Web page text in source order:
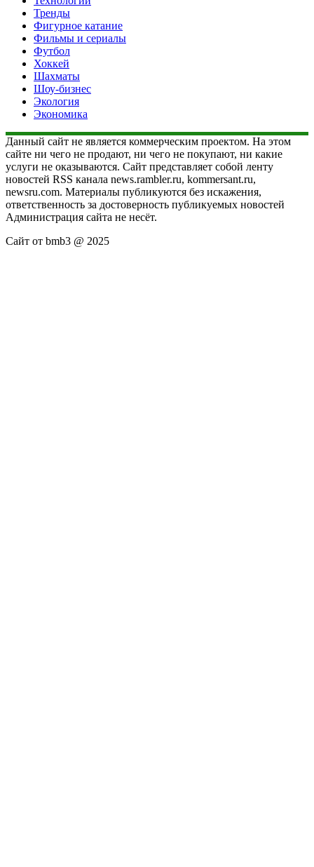
Тренды
Фигурное катание
Фильмы и сериалы
Футбол
Хоккей
Шахматы
Шоу-бизнес
Экология
Экономика
Данный сайт не является коммерческим проектом. На этом
сайте ни чего не продают, ни чего не покупают, ни какие
услуги не оказываются. Сайт представляет собой ленту
новостей RSS канала news.rambler.ru, kommersant.ru,
newsru.com. Материалы публикуются без искажения,
ответственность за достоверность публикуемых новостей
Администрация сайта не несёт.
Сайт от bmb3 @ 2025